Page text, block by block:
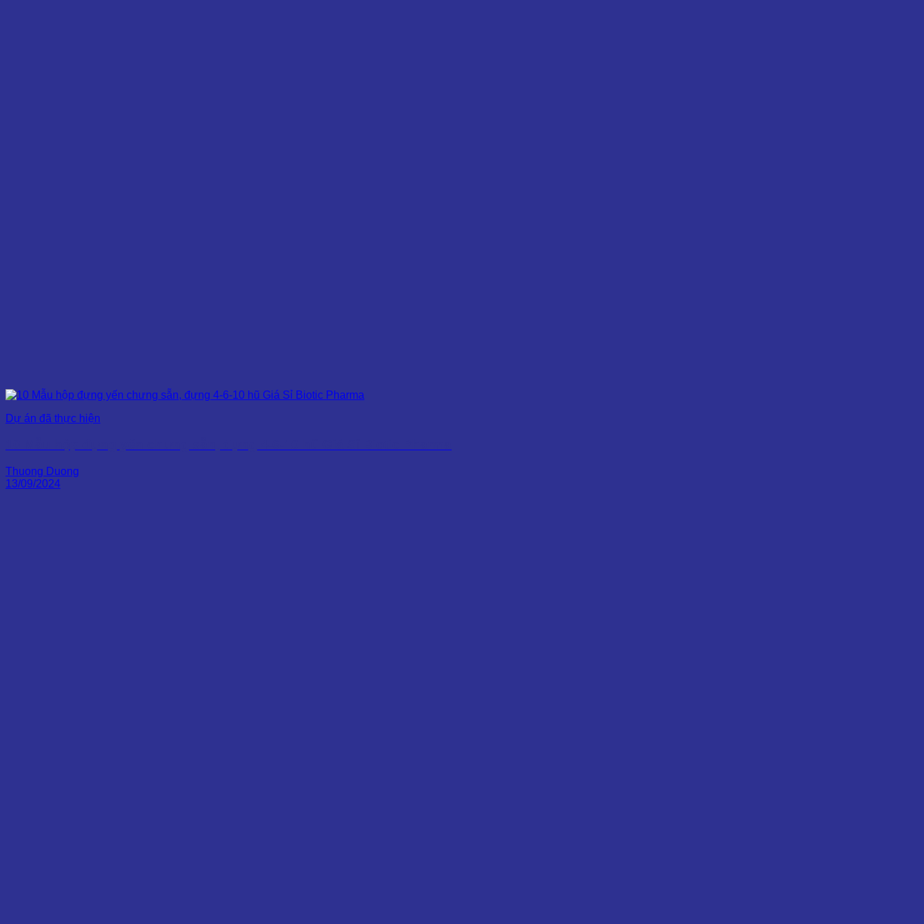
Dự án đã thực hiện
Thuong Duong
13/09/2024